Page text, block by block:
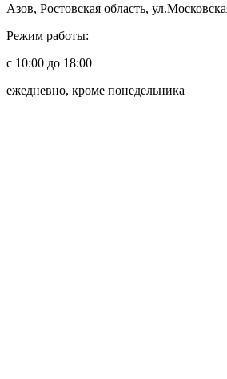
Азов, Ростовская область,
Режим работы:
с 10:00 до 18:00
ежедневно, кроме понедельника